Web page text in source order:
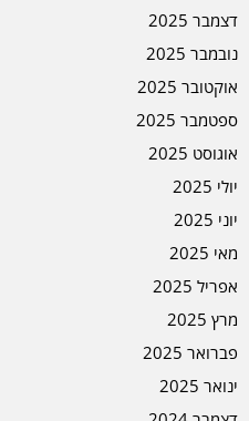
דצמבר 2025
נובמבר 2025
אוקטובר 2025
ספטמבר 2025
אוגוסט 2025
יולי 2025
יוני 2025
מאי 2025
אפריל 2025
מרץ 2025
פברואר 2025
ינואר 2025